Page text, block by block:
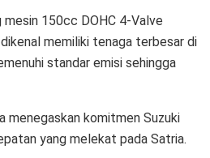
150cc DOHC 4-Valve
memiliki tenaga terbesar di
standar emisi sehingga
menegaskan komitmen Suzuki
yang melekat pada Satria.